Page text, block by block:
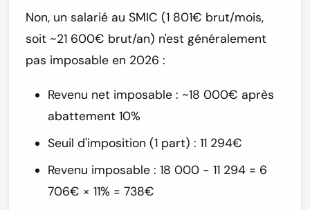
Non, un salarié au SMIC (1 801€ brut/mois,
soit ~21 600€ brut/an) n'est généralement
pas imposable en 2026 :
Revenu net imposable : ~18 000€ après
abattement 10%
Seuil d'imposition (1 part) : 11 294€
Revenu imposable : 18 000 - 11 294 = 6
706€ × 11% = 738€